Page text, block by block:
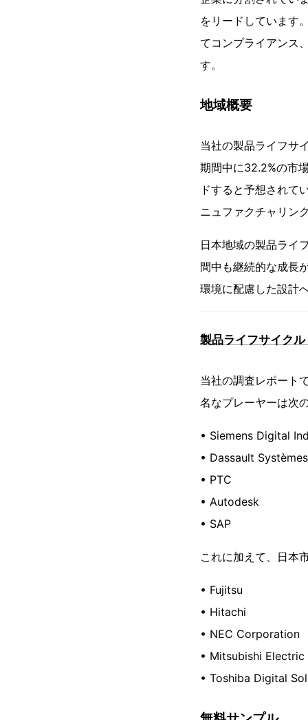
をリードしています
てコンプライアンス
す。
地域概要
当社の製品ライフサ
期間中に32.2%の市
ドすると予想されて
ニュファクチャリン
日本地域の製品ライ
間中も継続的な成長
環境に配慮した設計
製品ライフサイク
当社の調査レポート
名なプレーヤーは次
• Siemens Digital
• Dassault Systèmes
• PTC
• Autodesk
• SAP
これに加えて、日本
• Fujitsu
• Hitachi
• NEC Corporation
• Mitsubishi Electric
• Toshiba Digital